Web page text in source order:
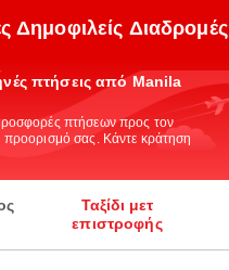
Δημοφιλείς Διαδρομές
πτήσεις από Manila
πτήσεων προς τον
προορισμό σας. Κάντε κράτηση
Ταξίδι μετ
επιστροφής